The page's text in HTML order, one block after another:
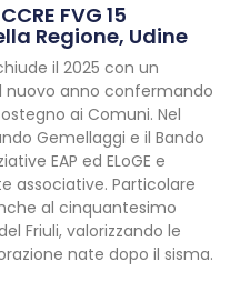
FVG 15
Regione, Udine
il 2025 con un
nuovo anno confermando
ai Comuni. Nel
Gemellaggi e il Bando
EAP ed ELoGE e
associative. Particolare
al cinquantesimo
Friuli, valorizzando le
nate dopo il sisma.